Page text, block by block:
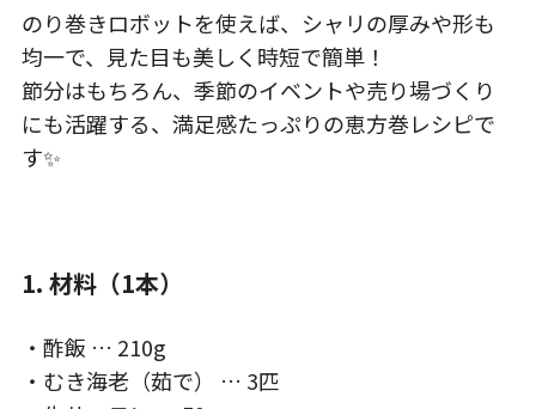
のり巻きロボットを使えば、シャリの厚みや形も
均一で、見た目も美しく時短で簡単！
節分はもちろん、季節のイベントや売り場づくり
にも活躍する、満足感たっぷりの恵方巻レシピで
す✨
1. 材料（1本）
・酢飯 … 210g
・むき海老（茹で） … 3匹